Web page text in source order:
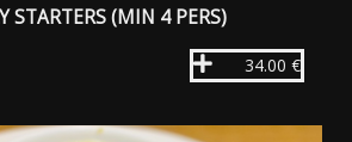
STARTERS (MIN 4 PERS)
34.00 €